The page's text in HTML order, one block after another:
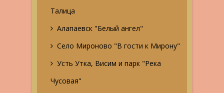
Талица
Алапаевск "Белый ангел"
Село Мироново "В гости к Мирону"
Усть Утка, Висим и парк "Река
Чусовая"